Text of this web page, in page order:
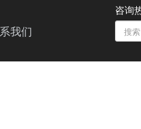
我们
咨询